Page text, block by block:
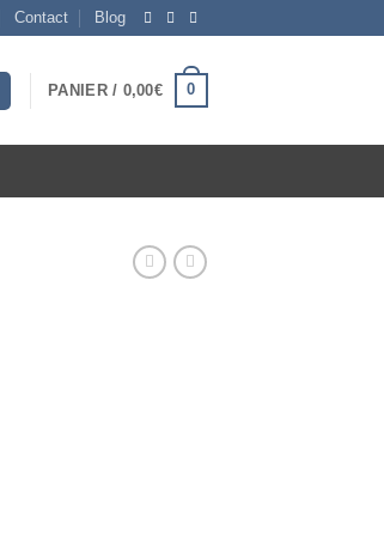
Contact Blog
PANIER / 0,00€ 0